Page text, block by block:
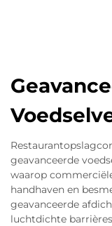
geavanceerde
waarop
handhaven en
geavanceerde
luchtdichte